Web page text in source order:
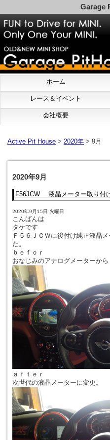
Garage
ホーム
レース＆イベント
会社概要
Active Pit House > 2020年 > 9月
2020年9月
F56JCW 液晶メーター取り付
2020年9月15日 火曜日
こんばんは
タケです
Ｆ５６ＪＣＷに後付け純正液晶
た。
ｂｅｆｏｒ
おなじみのアナログメーターから
ａｆｔｅｒ
次世代の液晶メーターに変更。